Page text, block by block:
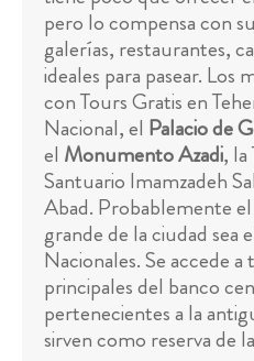
pero lo compensa con
galerías, restaurantes,
ideales para pasear.
con Tours Gratis en
Nacional, el Palacio de
el Monumento Azadi,
Santuario Imamzadeh
Abad. Probablemente
grande de la ciudad sea
Nacionales. Se accede
principales del banco
pertenecientes a la
sirven como reserva de